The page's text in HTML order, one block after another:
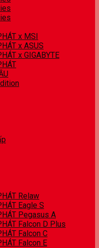
x MSI
x ASUS
x GIGABYTE
Relaw
Eagle S
Pegasus A
Falcon D Plus
Falcon C
Falcon E